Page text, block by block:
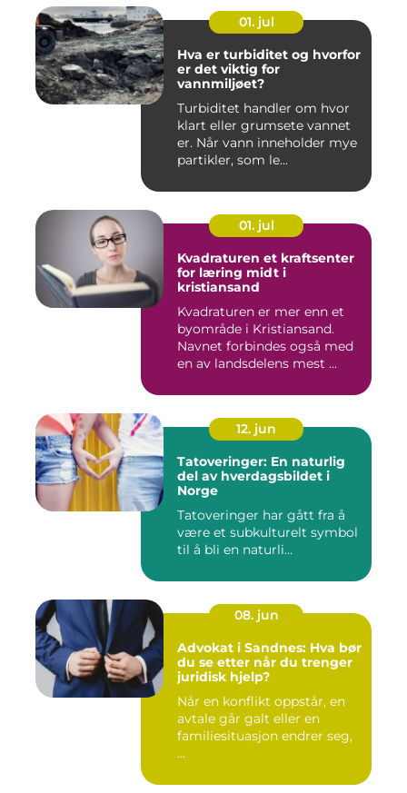
01. jul
Hva er turbiditet og hvorfor
er det viktig for
vannmiljøet?
Turbiditet handler om hvor
klart eller grumsete vannet
er. Når vann inneholder mye
partikler, som le...
01. jul
Kvadraturen et kraftsenter
for læring midt i
kristiansand
Kvadraturen er mer enn et
byområde i Kristiansand.
Navnet forbindes også med
en av landsdelens mest ...
12. jun
Tatoveringer: En naturlig
del av hverdagsbildet i
Norge
Tatoveringer har gått fra å
være et subkulturelt symbol
til å bli en naturli...
08. jun
Advokat i Sandnes: Hva bør
du se etter når du trenger
juridisk hjelp?
Når en konflikt oppstår, en
avtale går galt eller en
familiesituasjon endrer seg,
...